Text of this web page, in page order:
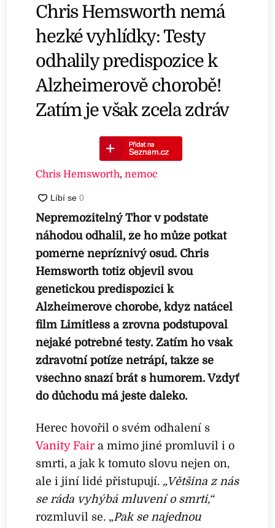
Chris Hemsworth nemá
hezké vyhlídky: Testy
odhalily predispozice k
Alzheimerově chorobě!
Zatím je však zcela zdráv
Chris Hemsworth,nemoc
Nepřemožitelný Thor v podstatě
náhodou odhalil, že ho může potkat
poměrně nepříznivý osud. Chris
Hemsworth totiž objevil svou
genetickou predispozici k
Alzheimerově chorobě, když natáčel
film Limitless a zrovna podstupoval
nějaké potřebné testy. Zatím ho však
zdravotní potíže netrápí, takže se
všechno snaží brát s humorem. Vždyť
do důchodu má ještě daleko.
Herec hovořil o svém odhalení s
Vanity Fair a mimo jiné promluvil i o
smrti, a jak k tomuto slovu nejen on,
ale i jiní lidé přistupují. „Většina z nás
se ráda vyhýbá mluvení o smrti,“
rozmluvil se. „Pak se najednou